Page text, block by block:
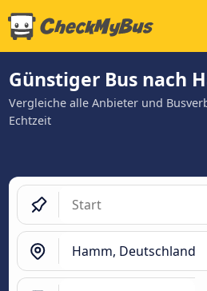
Günstiger Bus nach
Vergleiche alle Anbieter und
Echtzeit